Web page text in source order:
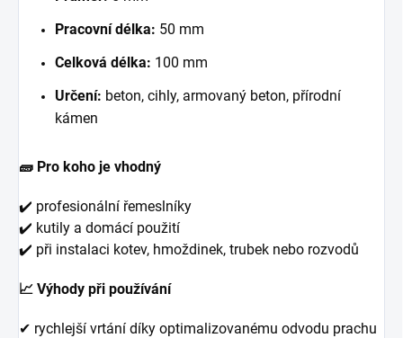
Pracovní délka: 50 mm
Celková délka: 100 mm
Určení: beton, cihly, armovaný beton, přírodní
kámen
🧱 Pro koho je vhodný
✔️ profesionální řemeslníky
✔️ kutily a domácí použití
✔️ při instalaci kotev, hmoždinek, trubek nebo rozvodů
📈 Výhody při používání
✔ rychlejší vrtání díky optimalizovanému odvodu prachu